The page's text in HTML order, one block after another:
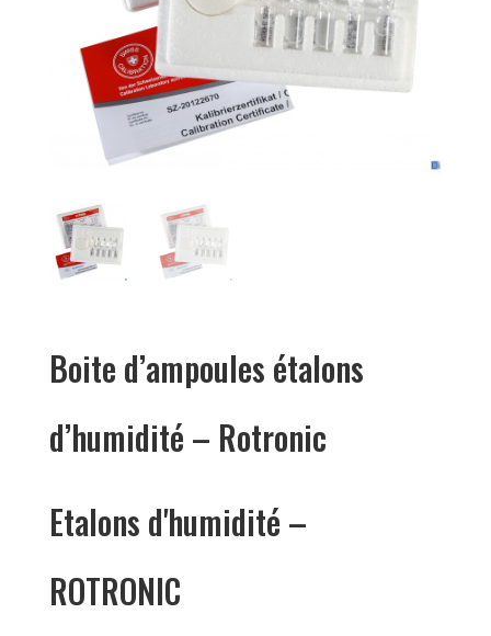
Boite d’ampoules étalons
d’humidité – Rotronic
Etalons d'humidité –
ROTRONIC